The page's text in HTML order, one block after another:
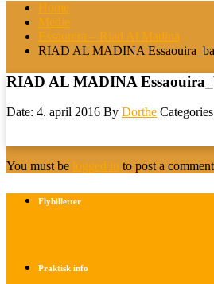
Home
Medie
Essaouira – Riad Al Madina
RIAD AL MADINA
RIAD AL MADINA
Date: 4. april 2016 By Dorthe
You must be logged in to post a
Flybilletter
Praktisk info